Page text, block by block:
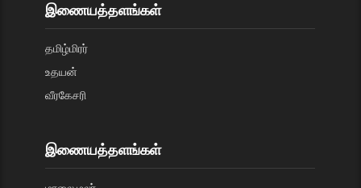
இணையத்தளங்கள்
தமிழ்மிரர்
உதயன்
வீரகேசரி
இணையத்தளங்கள்